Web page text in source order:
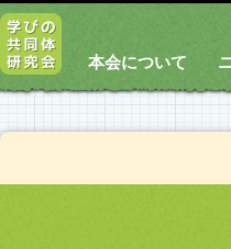
本会について